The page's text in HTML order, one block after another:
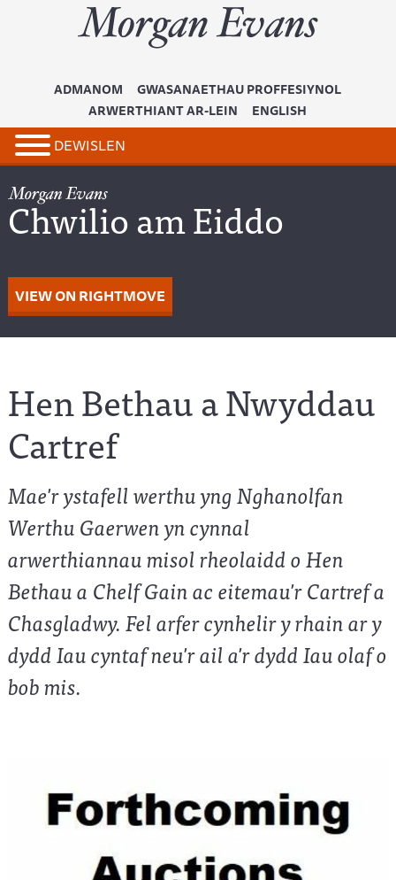
ADMANOM
GWASANAETHAU PROFFESIYNOL
ARWERTHIANT AR-LEIN
ENGLISH
DEWISLEN
Chwilio am Eiddo
VIEW ON RIGHTMOVE
Hen Bethau a Nwyddau
Cartref
Mae'r ystafell werthu yng Nghanolfan
Werthu Gaerwen yn cynnal
arwerthiannau misol rheolaidd o Hen
Bethau a Chelf Gain ac eitemau'r Cartref a
Chasgladwy. Fel arfer cynhelir y rhain ar y
dydd Iau cyntaf neu'r ail a'r dydd Iau olaf o
bob mis.